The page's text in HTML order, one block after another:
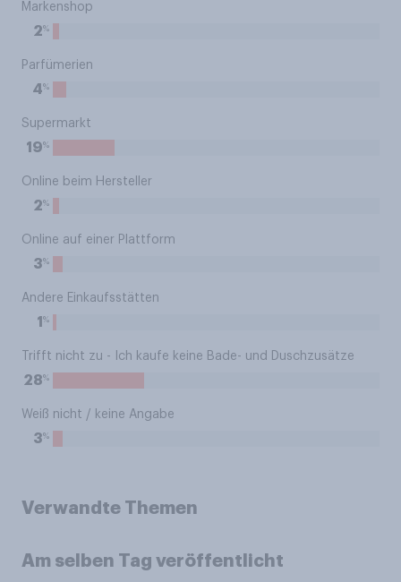
Markenshop
2%
Parfümerien
4%
Supermarkt
19%
Online beim Hersteller
2%
Online auf einer Plattform
3%
Andere Einkaufsstätten
1 %
Trifft nicht zu - Ich kaufe keine Bade- und Duschzusätze
28%
Weiß nicht / keine Angabe
3%
Verwandte Themen
Am selben Tag veröffentlicht